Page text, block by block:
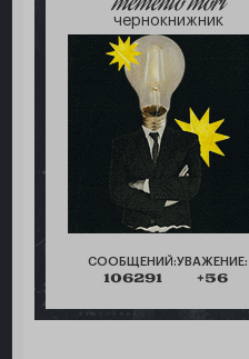
чернокнижник
СООБЩЕНИЙ:
106291
УВАЖЕНИЕ:
+56